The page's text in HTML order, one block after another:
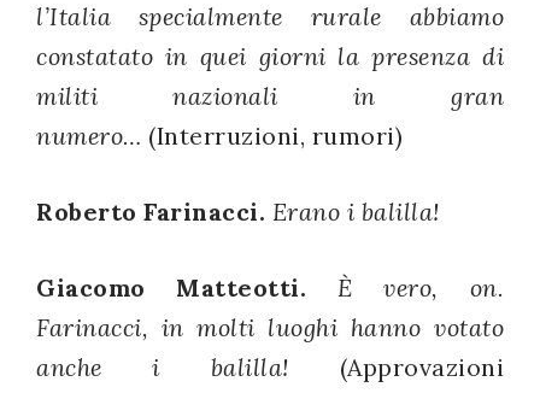
l’Italia specialmente rurale abbiamo
constatato in quei giorni la presenza di
militi nazionali in gran
numero… (Interruzioni, rumori)
Roberto Farinacci. Erano i balilla!
Giacomo Matteotti.
È vero, on.
Farinacci, in molti luoghi hanno votato
anche i balilla! (Approvazioni